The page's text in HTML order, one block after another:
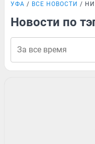
УФА ВСЕ НОВОСТИ
Новости по